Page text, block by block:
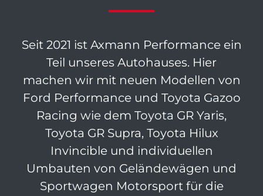
Seit 2021 ist Axmann Performance ein
Teil unseres Autohauses. Hier
machen wir mit neuen Modellen von
Ford Performance und Toyota Gazoo
Racing wie dem Toyota GR Yaris,
Toyota GR Supra, Toyota Hilux
Invincible und individuellen
Umbauten von Geländewägen und
Sportwagen Motorsport für die